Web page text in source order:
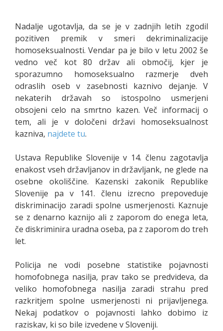
Nadalje ugotavlja, da se je v zadnjih letih zgodil
pozitiven premik v smeri dekriminalizacije
homoseksualnosti. Vendar pa je bilo v letu 2002 še
vedno več kot 80 držav ali območij, kjer je
sporazumno homoseksualno razmerje dveh
odraslih oseb v zasebnosti kaznivo dejanje. V
nekaterih državah so istospolno usmerjeni
obsojeni celo na smrtno kazen. Več informacij o
tem, ali je v določeni državi homoseksualnost
kazniva, najdete tu.
Ustava Republike Slovenije v 14. členu zagotavlja
enakost vseh državljanov in državljank, ne glede na
osebne okoliščine. Kazenski zakonik Republike
Slovenije pa v 141. členu izrecno prepoveduje
diskriminacijo zaradi spolne usmerjenosti. Kaznuje
se z denarno kaznijo ali z zaporom do enega leta,
če diskriminira uradna oseba, pa z zaporom do treh
let.
Policija ne vodi posebne statistike pojavnosti
homofobnega nasilja, prav tako se predvideva, da
veliko homofobnega nasilja zaradi strahu pred
razkritjem spolne usmerjenosti ni prijavljenega.
Nekaj podatkov o pojavnosti lahko dobimo iz
raziskav, ki so bile izvedene v Sloveniji.